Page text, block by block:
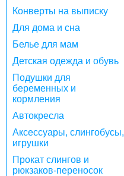
Конверты на выписку
Для дома и сна
Белье для мам
Детская одежда и обувь
Подушки для
беременных и
кормления
Автокресла
Аксессуары, слингобусы,
игрушки
Прокат слингов и
рюкзаков-переносок